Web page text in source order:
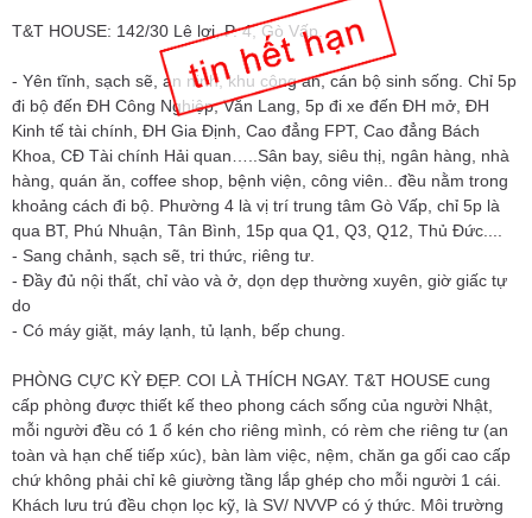
T&T HOUSE: 142/30 Lê lợi, P. 4, Gò Vấp.
- Yên tĩnh, sạch sẽ, an ninh, khu công an, cán bộ sinh sống. Chỉ 5p
đi bộ đến ĐH Công Nghiệp, Văn Lang, 5p đi xe đến ĐH mở, ĐH
Kinh tế tài chính, ĐH Gia Định, Cao đẳng FPT, Cao đẳng Bách
Khoa, CĐ Tài chính Hải quan…..Sân bay, siêu thị, ngân hàng, nhà
hàng, quán ăn, coffee shop, bệnh viện, công viên.. đều nằm trong
khoảng cách đi bộ. Phường 4 là vị trí trung tâm Gò Vấp, chỉ 5p là
qua BT, Phú Nhuận, Tân Bình, 15p qua Q1, Q3, Q12, Thủ Đức....
- Sang chảnh, sạch sẽ, tri thức, riêng tư.
- Đầy đủ nội thất, chỉ vào và ở, dọn dẹp thường xuyên, giờ giấc tự
do
- Có máy giặt, máy lạnh, tủ lạnh, bếp chung.
PHÒNG CỰC KỲ ĐẸP. COI LÀ THÍCH NGAY. T&T HOUSE cung
cấp phòng được thiết kế theo phong cách sống của người Nhật,
mỗi người đều có 1 ổ kén cho riêng mình, có rèm che riêng tư (an
toàn và hạn chế tiếp xúc), bàn làm việc, nệm, chăn ga gối cao cấp
chứ không phải chỉ kê giường tầng lắp ghép cho mỗi người 1 cái.
Khách lưu trú đều chọn lọc kỹ, là SV/ NVVP có ý thức. Môi trường